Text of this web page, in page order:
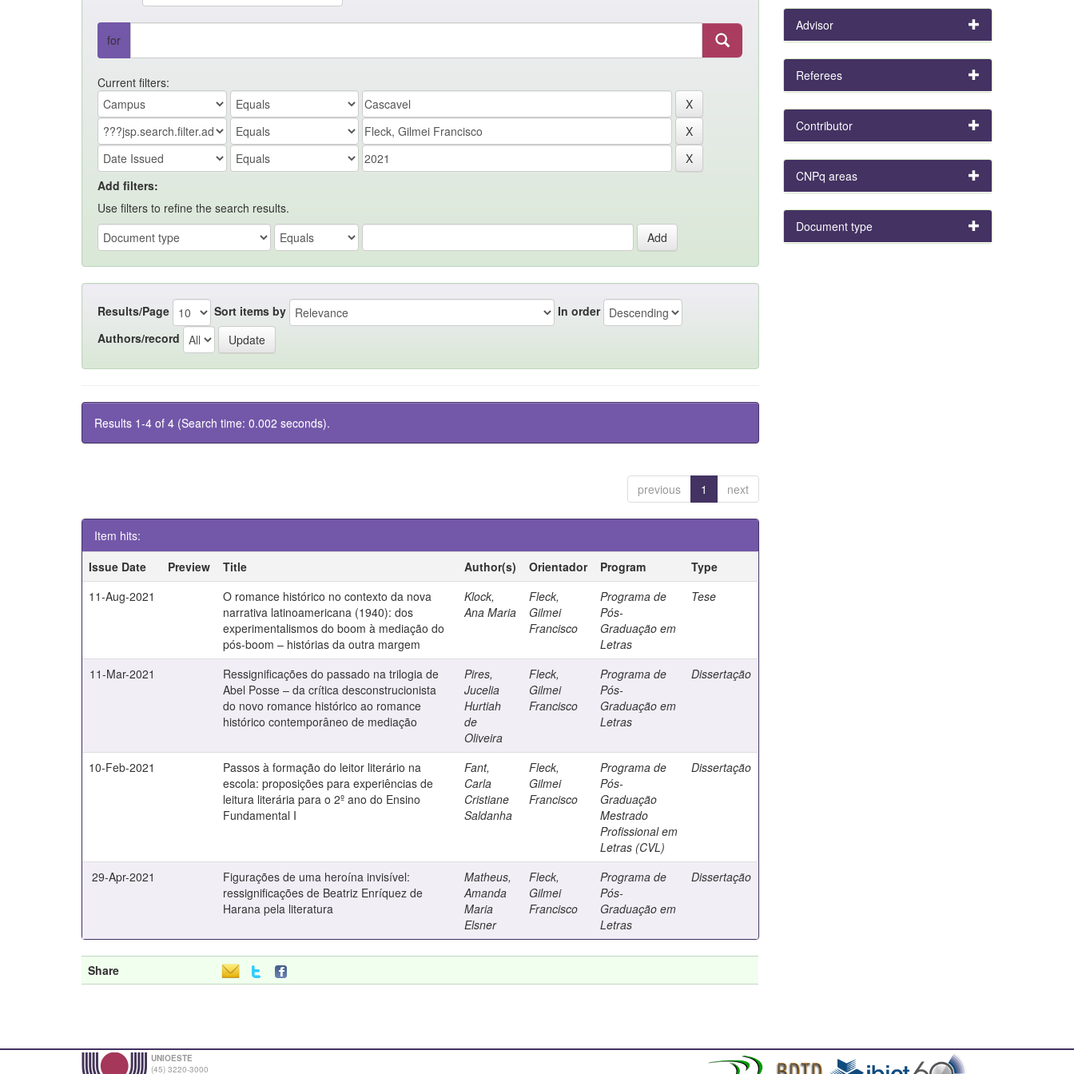
for
Current filters:
Add filters:
Use filters to refine the search results.
Results/Page Sort items by
In order
Authors/record
Results 1-4 of 4 (Search time: 0.002 seconds).
previous 1 next
Item hits:
Issue Date
Preview Title Author(s) Orientador Program
Type
11-Aug-2021
O romance histórico no contexto da nova
narrativa latinoamericana (1940): dos
experimentalismos do boom à mediação do
pós-boom – histórias da outra margem
Klock,
Ana Maria
Fleck,
Gilmei
Francisco
Programa de
Pós-
Graduação em
Letras
Tese
11-Mar-2021
Ressignificações do passado na trilogia de
Abel Posse – da crítica desconstrucionista
do novo romance histórico ao romance
histórico contemporâneo de mediação
Pires,
Jucelia
Hurtiah
de
Oliveira
Fleck,
Gilmei
Francisco
Programa de
Pós-
Graduação em
Letras
Dissertação
10-Feb-2021
Passos à formação do leitor literário na
escola: proposições para experiências de
leitura literária para o 2º ano do Ensino
Fundamental I
Fant,
Carla
Cristiane
Saldanha
Fleck,
Gilmei
Francisco
Programa de
Pós-
Graduação
Mestrado
Profissional em
Letras (CVL)
Dissertação
29-Apr-2021
Figurações de uma heroína invisível:
ressignificações de Beatriz Enríquez de
Harana pela literatura
Matheus,
Amanda
Maria
Elsner
Fleck,
Gilmei
Francisco
Programa de
Pós-
Graduação em
Letras
Dissertação
Share
Advisor
Referees
Contributor
CNPq areas
Document type
UNIOESTE
(45) 3220-3000